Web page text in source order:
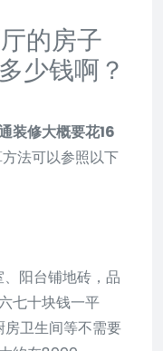
的房子
少钱啊？
装修大概要花16
法可以参照以下
、阳台铺地砖，品
七十块钱一平
房卫生间等不需要